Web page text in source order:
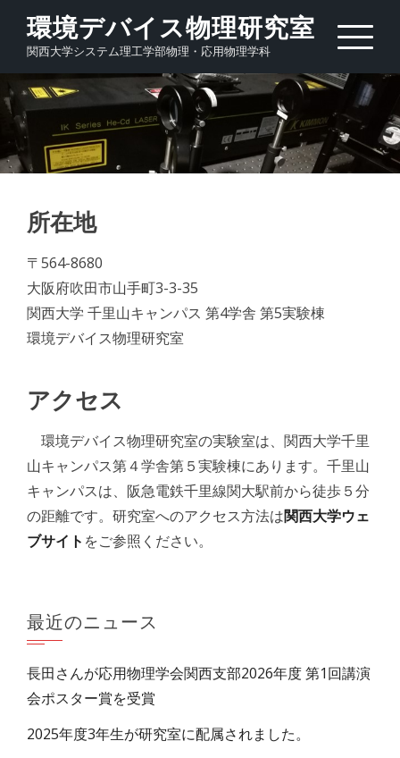
content
環境デバイス物理研究室
関西大学システム理工学部物理・応用物理学科
所在地
〒564-8680
大阪府吹田市山手町3-3-35
関西大学 千里山キャンパス 第4学舎 第5実験棟
環境デバイス物理研究室
アクセス
環境デバイス物理研究室の実験室は、関西大学千里
山キャンパス第４学舎第５実験棟にあります。千里山
キャンパスは、阪急電鉄千里線関大駅前から徒歩５分
の距離です。研究室へのアクセス方法は関西大学ウェ
ブサイト をご参照ください。
最近のニュース
長田さんが応用物理学会関西支部2026年度 第1回講演
会ポスター賞を受賞
2025年度3年生が研究室に配属されました。